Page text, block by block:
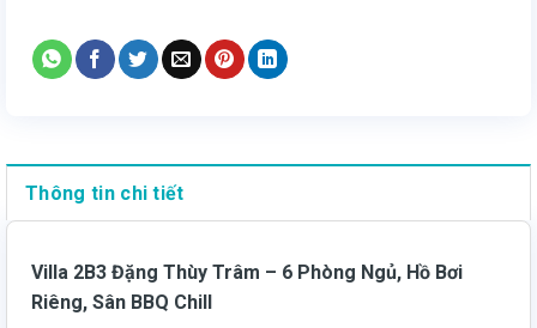
Thông tin chi tiết
Villa 2B3 Đặng Thùy Trâm – 6 Phòng Ngủ, Hồ Bơi
Riêng, Sân BBQ Chill